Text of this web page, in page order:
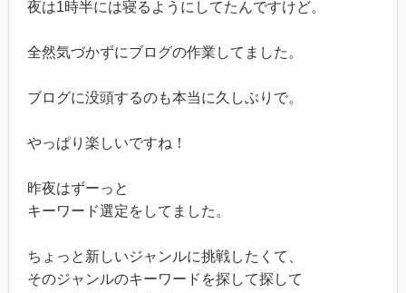
夜は1時半には寝るようにしてたんですけど。
全然気づかずにブログの作業してました。
ブログに没頭するのも本当に久しぶりで。
やっぱり楽しいですね！
昨夜はずーっと
キーワード選定をしてました。
ちょっと新しいジャンルに挑戦したくて、
そのジャンルのキーワードを探して探して